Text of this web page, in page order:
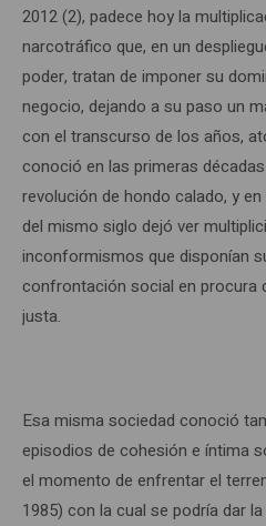
2012 (2), padece hoy la
narcotráfico que, en un
poder, tratan de imponer su
negocio, dejando a su paso un
con el transcurso de los años,
conoció en las primeras
revolución de hondo calado, y
del mismo siglo dejó ver
inconformismos que disponían
confrontación social en procura
justa.
Esa misma sociedad conoció
episodios de cohesión e íntima
el momento de enfrentar el
1985) con la cual se podría dar